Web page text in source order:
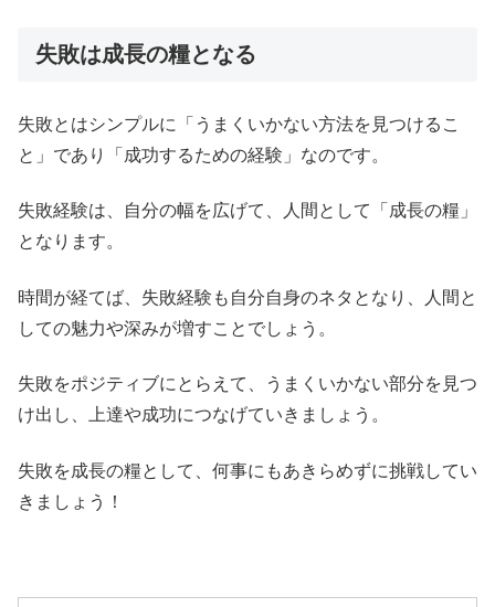
失敗は成長の糧となる
失敗とはシンプルに「うまくいかない方法を見つけるこ
と」であり「成功するための経験」なのです。
失敗経験は、自分の幅を広げて、人間として「成長の糧」
となります。
時間が経てば、失敗経験も自分自身のネタとなり、人間と
しての魅力や深みが増すことでしょう。
失敗をポジティブにとらえて、うまくいかない部分を見つ
け出し、上達や成功につなげていきましょう。
失敗を成長の糧として、何事にもあきらめずに挑戦してい
きましょう！